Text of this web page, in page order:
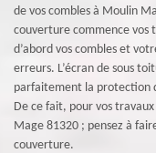
de vos combles à Moulin
couverture commence vos
d’abord vos combles et
erreurs. L’écran de sous
parfaitement la protection
De ce fait, pour vos
Mage 81320 ; pensez à
couverture.